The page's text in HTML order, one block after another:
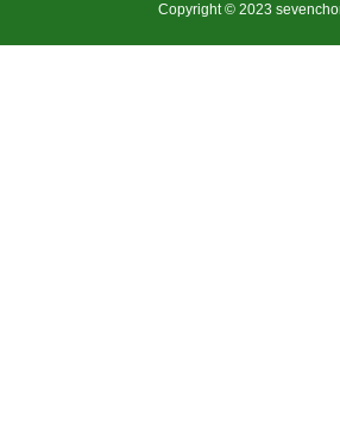
Copyright © 2023